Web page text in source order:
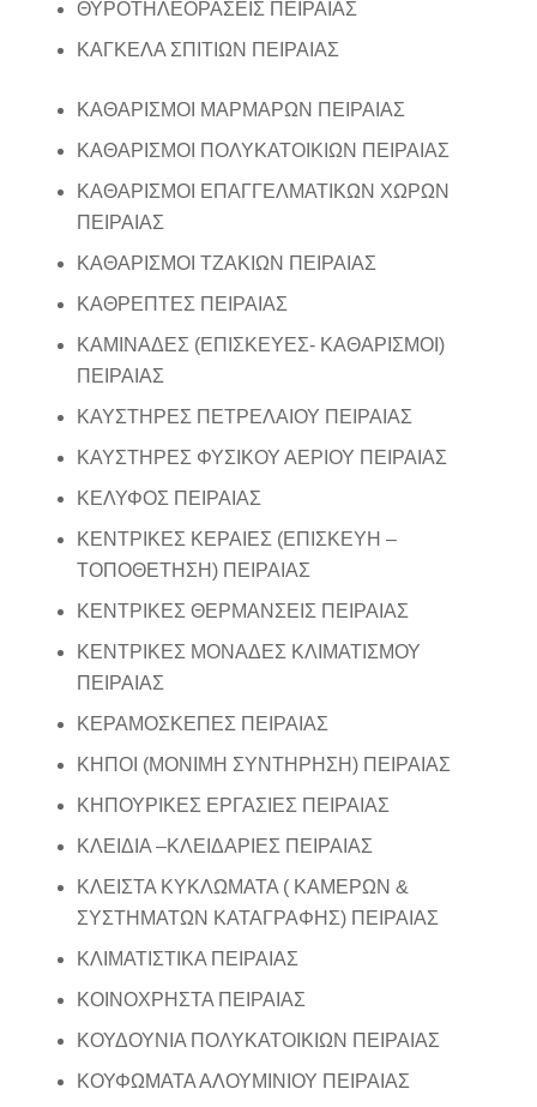
ΘΥΡΟΤΗΛΕΟΡΑΣΕΙΣ ΠΕΙΡΑΙΑΣ
ΚΑΓΚΕΛΑ ΣΠΙΤΙΩΝ ΠΕΙΡΑΙΑΣ
ΚΑΘΑΡΙΣΜΟΙ ΜΑΡΜΑΡΩΝ ΠΕΙΡΑΙΑΣ
ΚΑΘΑΡΙΣΜΟΙ ΠΟΛΥΚΑΤΟΙΚΙΩΝ ΠΕΙΡΑΙΑΣ
ΚΑΘΑΡΙΣΜΟΙ ΕΠΑΓΓΕΛΜΑΤΙΚΩΝ ΧΩΡΩΝ
ΠΕΙΡΑΙΑΣ
ΚΑΘΑΡΙΣΜΟΙ ΤΖΑΚΙΩΝ ΠΕΙΡΑΙΑΣ
ΚΑΘΡΕΠΤΕΣ ΠΕΙΡΑΙΑΣ
ΚΑΜΙΝΑΔΕΣ (ΕΠΙΣΚΕΥΕΣ- ΚΑΘΑΡΙΣΜΟΙ)
ΠΕΙΡΑΙΑΣ
ΚΑΥΣΤΗΡΕΣ ΠΕΤΡΕΛΑΙΟΥ ΠΕΙΡΑΙΑΣ
ΚΑΥΣΤΗΡΕΣ ΦΥΣΙΚΟΥ ΑΕΡΙΟΥ ΠΕΙΡΑΙΑΣ
ΚΕΛΥΦΟΣ ΠΕΙΡΑΙΑΣ
ΚΕΝΤΡΙΚΕΣ ΚΕΡΑΙΕΣ (ΕΠΙΣΚΕΥΗ –
ΤΟΠΟΘΕΤΗΣΗ) ΠΕΙΡΑΙΑΣ
ΚΕΝΤΡΙΚΕΣ ΘΕΡΜΑΝΣΕΙΣ ΠΕΙΡΑΙΑΣ
ΚΕΝΤΡΙΚΕΣ ΜΟΝΑΔΕΣ ΚΛΙΜΑΤΙΣΜΟΥ
ΠΕΙΡΑΙΑΣ
ΚΕΡΑΜΟΣΚΕΠΕΣ ΠΕΙΡΑΙΑΣ
ΚΗΠΟΙ (ΜΟΝΙΜΗ ΣΥΝΤΗΡΗΣΗ) ΠΕΙΡΑΙΑΣ
ΚΗΠΟΥΡΙΚΕΣ ΕΡΓΑΣΙΕΣ ΠΕΙΡΑΙΑΣ
ΚΛΕΙΔΙΑ –ΚΛΕΙΔΑΡΙΕΣ ΠΕΙΡΑΙΑΣ
ΚΛΕΙΣΤΑ ΚΥΚΛΩΜΑΤΑ ( ΚΑΜΕΡΩΝ &
ΣΥΣΤΗΜΑΤΩΝ ΚΑΤΑΓΡΑΦΗΣ) ΠΕΙΡΑΙΑΣ
ΚΛΙΜΑΤΙΣΤΙΚΑ ΠΕΙΡΑΙΑΣ
ΚΟΙΝΟΧΡΗΣΤΑ ΠΕΙΡΑΙΑΣ
ΚΟΥΔΟΥΝΙΑ ΠΟΛΥΚΑΤΟΙΚΙΩΝ ΠΕΙΡΑΙΑΣ
ΚΟΥΦΩΜΑΤΑ ΑΛΟΥΜΙΝΙΟΥ ΠΕΙΡΑΙΑΣ